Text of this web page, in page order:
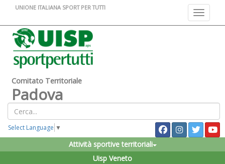
Toggle
UNIONE ITALIANA SPORT PER TUTTI
Comitato Territoriale
Padova
Select Language ▼
Attività sportive territoriali
Uisp Veneto